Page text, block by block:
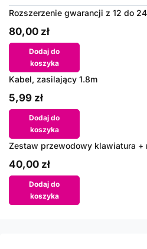
Rozszerzenie gwarancji z 12 do
80,00 zł
Dodaj do
koszyka
Kabel, zasilający 1.8m
5,99 zł
Dodaj do
koszyka
Zestaw przewodowy klawiatura +
40,00 zł
Dodaj do
koszyka